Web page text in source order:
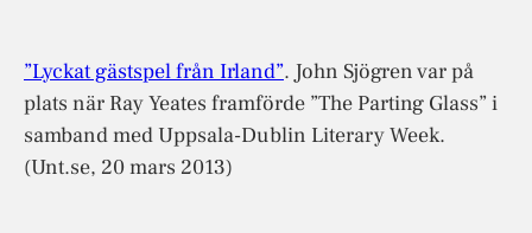
”Lyckat gästspel från Irland”. John Sjögren var på
plats när Ray Yeates framförde ”The Parting Glass” i
samband med Uppsala-Dublin Literary Week.
(Unt.se, 20 mars 2013)